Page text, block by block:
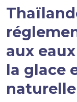
aux
la glace
naturelle